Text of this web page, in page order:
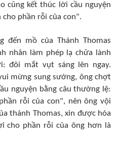
cũng kết thúc lời cầu nguyện
cho phần rỗi của con".
mồ của Thánh Thomas
nhân làm phép lạ chữa lành
đôi mắt vụt sáng lên ngay.
mừng sung sướng, ông chợt
nguyện bằng câu thường lệ:
rỗi của con", nên ông vội
thánh Thomas, xin được hóa
cho phần rỗi của ông hơn là